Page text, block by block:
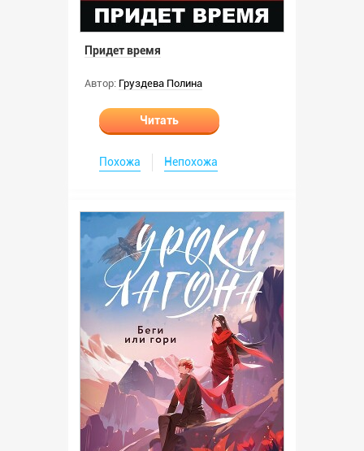
Придет время
Автор: Груздева Полина
Читать
Похожа Непохожа